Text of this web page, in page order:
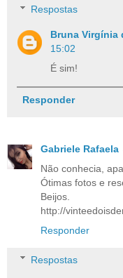
Respostas
Bruna Virgínia
15:02
É sim!
Responder
Gabriele Rafaela
Não conhecia,
Ótimas fotos e
Beijos.
http://
Responder
Respostas